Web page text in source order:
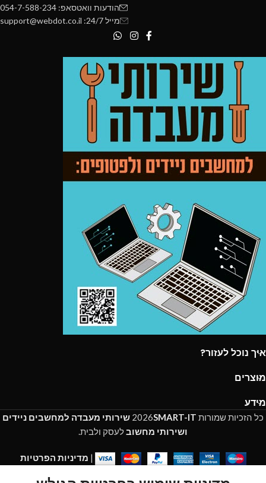
הודעות וואטסאפ: 054-7-588-234
מייל 24/7: support@webdot.co.il
איך נוכל לעזור?
מוצרים
מידע
כל הזכיות שמורות 2026SMART-IT
שירותי מעבדה למחשבים ניידים
ושירותי מחשובלעסק ולבית.
| מדיניות הפרטיות